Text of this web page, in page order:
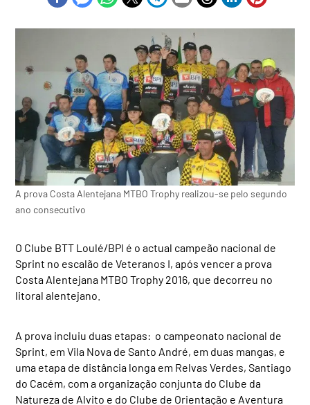
A prova Costa Alentejana MTBO Trophy realizou-se pelo segundo
ano consecutivo
O Clube BTT Loulé/BPI é o actual campeão nacional de
Sprint no escalão de Veteranos I, após vencer a prova
Costa Alentejana MTBO Trophy 2016, que decorreu no
litoral alentejano.
A prova incluiu duas etapas: o campeonato nacional de
Sprint, em Vila Nova de Santo André, em duas mangas, e
uma etapa de distância longa em Relvas Verdes, Santiago
do Cacém, com a organização conjunta do Clube da
Natureza de Alvito e do Clube de Orientação e Aventura